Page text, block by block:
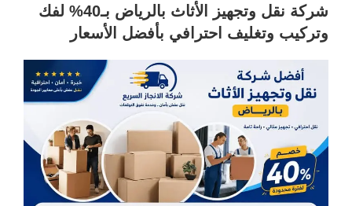
شركة نقل وتجهيز الأثاث بالرياض بـ40% لفك
وتركيب وتغليف احترافي بأفضل الأسعار